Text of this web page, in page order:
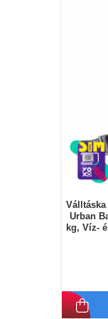
Urban
kg, Víz-